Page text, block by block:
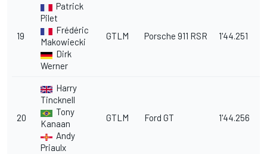
19
Patrick
Pilet
Frédéric
Makowiecki
Dirk
Werner
GTLM Porsche 911 RSR 1'44.251
20
Harry
Tincknell
Tony
Kanaan
Andy
Priaulx
GTLM Ford GT 1'44.256